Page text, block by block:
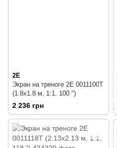
2E
Экран на треноге 2E 0011100T
(1.8x1.8 м, 1:1, 100 ")
2 236 грн